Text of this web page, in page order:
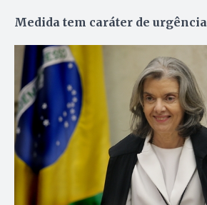
Medida tem caráter de urgência